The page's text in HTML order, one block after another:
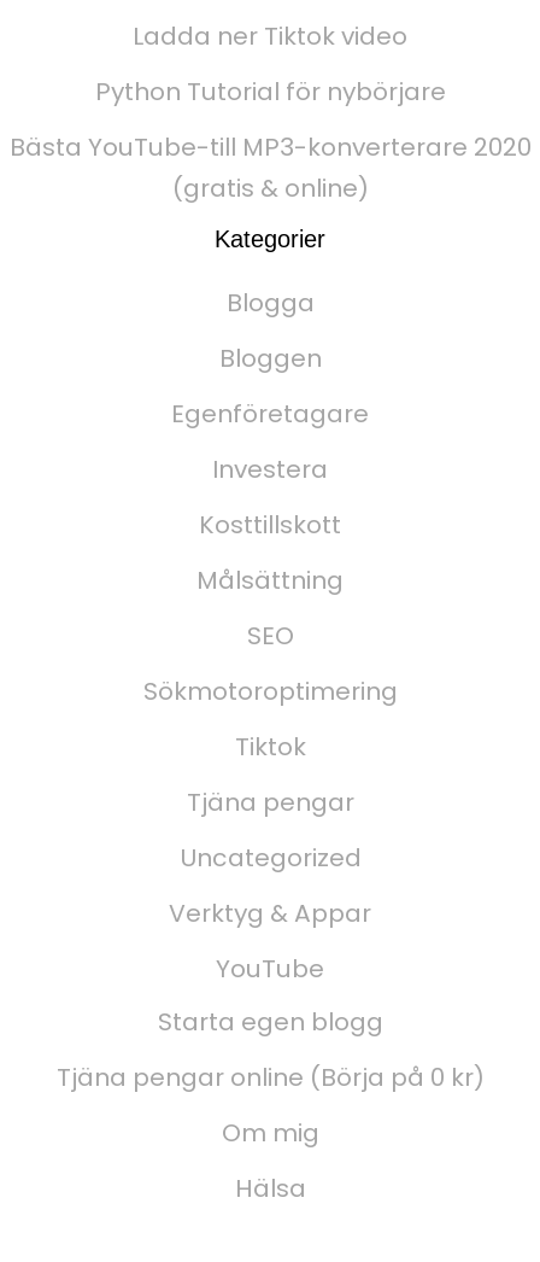
Ladda ner Tiktok video
Python Tutorial för nybörjare
Bästa YouTube-till MP3-konverterare 2020
(gratis & online)
Kategorier
Blogga
Bloggen
Egenföretagare
Investera
Kosttillskott
Målsättning
SEO
Sökmotoroptimering
Tiktok
Tjäna pengar
Uncategorized
Verktyg & Appar
YouTube
Starta egen blogg
Tjäna pengar online (Börja på 0 kr)
Om mig
Hälsa